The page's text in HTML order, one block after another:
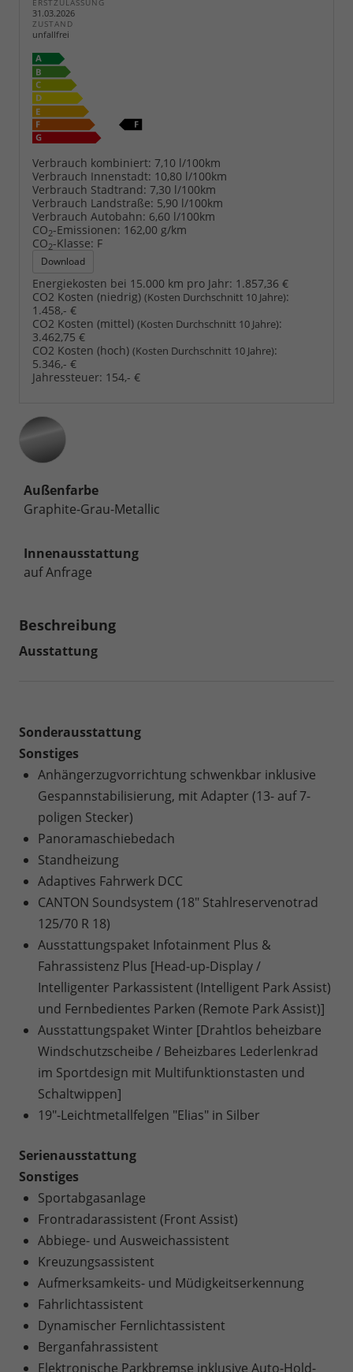
ERSTZULASSUNG
31.03.2026
ZUSTAND
unfallfrei
Verbrauch kombiniert: 7,10 l/100km
Verbrauch Innenstadt: 10,80 l/100km
Verbrauch Stadtrand: 7,30 l/100km
Verbrauch Landstraße: 5,90 l/100km
Verbrauch Autobahn: 6,60 l/100km
CO2-Emissionen: 162,00 g/km
CO2-Klasse: F
Download
Energiekosten bei 15.000 km pro Jahr: 1.857,36 €
CO2 Kosten (niedrig) (Kosten Durchschnitt 10 Jahre):
1.458,- €
CO2 Kosten (mittel) (Kosten Durchschnitt 10 Jahre):
3.462,75 €
CO2 Kosten (hoch) (Kosten Durchschnitt 10 Jahre):
5.346,- €
Jahressteuer: 154,- €
Außenfarbe
Graphite-Grau-Metallic
Innenausstattung
auf Anfrage
Beschreibung
Ausstattung
Sonderausstattung
Sonstiges
Anhängerzugvorrichtung schwenkbar inklusive
Gespannstabilisierung, mit Adapter (13- auf 7-
poligen Stecker)
Panoramaschiebedach
Standheizung
Adaptives Fahrwerk DCC
CANTON Soundsystem (18" Stahlreservenotrad
125/70 R 18)
Ausstattungspaket Infotainment Plus &
Fahrassistenz Plus [Head-up-Display /
Intelligenter Parkassistent (Intelligent Park Assist)
und Fernbedientes Parken (Remote Park Assist)]
Ausstattungspaket Winter [Drahtlos beheizbare
Windschutzscheibe / Beheizbares Lederlenkrad
im Sportdesign mit Multifunktionstasten und
Schaltwippen]
19"-Leichtmetallfelgen "Elias" in Silber
Serienausstattung
Sonstiges
Sportabgasanlage
Frontradarassistent (Front Assist)
Abbiege- und Ausweichassistent
Kreuzungsassistent
Aufmerksamkeits- und Müdigkeitserkennung
Fahrlichtassistent
Dynamischer Fernlichtassistent
Berganfahrassistent
Elektronische Parkbremse inklusive Auto-Hold-